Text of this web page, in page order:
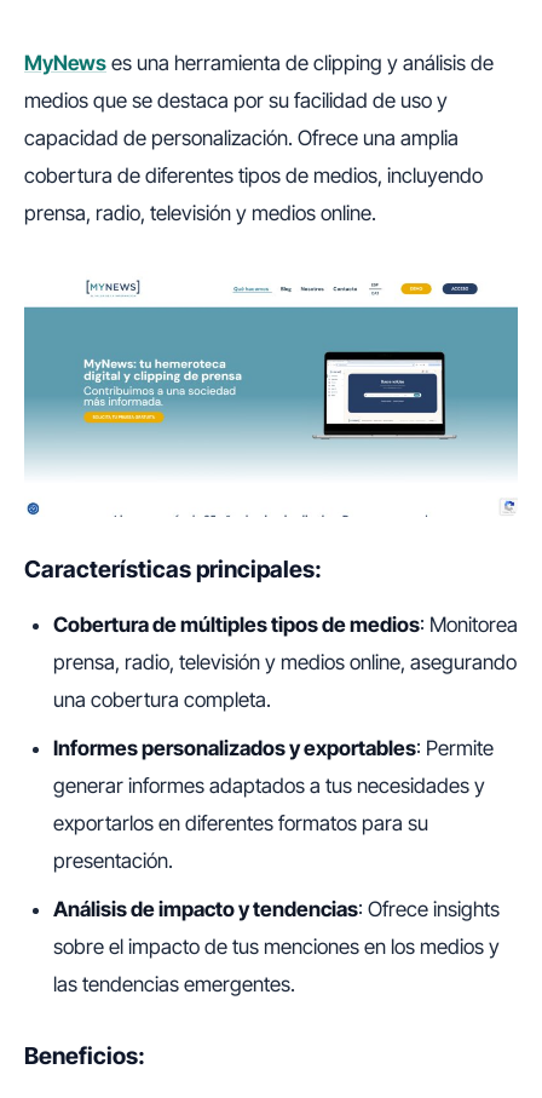
MyNews es una herramienta de clipping y análisis de
medios que se destaca por su facilidad de uso y
capacidad de personalización. Ofrece una amplia
cobertura de diferentes tipos de medios, incluyendo
prensa, radio, televisión y medios online.
Características principales:
Cobertura de múltiples tipos de medios: Monitorea
prensa, radio, televisión y medios online, asegurando
una cobertura completa.
Informes personalizados y exportables: Permite
generar informes adaptados a tus necesidades y
exportarlos en diferentes formatos para su
presentación.
Análisis de impacto y tendencias: Ofrece insights
sobre el impacto de tus menciones en los medios y
las tendencias emergentes.
Beneficios: